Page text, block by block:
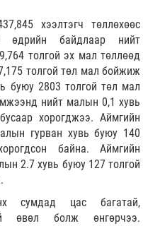
хээлтэгч төллөхөөс
өдрийн байдлаар нийт
толгой эх мал төллөөд
толгой төл мал бойжиж
буюу 2803 толгой төл мал
нийт малын 0,1 хувь
хорогджээ. Аймгийн
гурван хувь буюу 140
байна. Аймгийн
2.7 хувь буюу 127 толгой
сумдад цас багатай,
өвөл болж өнгөрчээ.